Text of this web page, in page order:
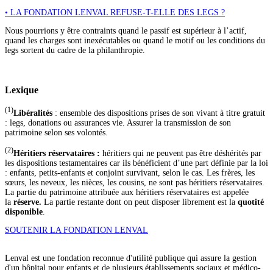
• LA FONDATION LENVAL REFUSE-T-ELLE DES LEGS ?
Nous pourrions y être contraints quand le passif est supérieur à l’actif,
quand les charges sont inexécutables ou quand le motif ou les conditions du
legs sortent du cadre de la philanthropie.
Lexique
(1)Libéralités : ensemble des dispositions prises de son vivant à titre gratuit
: legs, donations ou assurances vie. Assurer la transmission de son
patrimoine selon ses volontés.
(2)Héritiers réservataires : héritiers qui ne peuvent pas être déshérités par
les dispositions testamentaires car ils bénéficient d’une part définie par la loi
: enfants, petits-enfants et conjoint survivant, selon le cas. Les frères, les
sœurs, les neveux, les nièces, les cousins, ne sont pas héritiers réservataires.
La partie du patrimoine attribuée aux héritiers réservataires est appelée
la réserve. La partie restante dont on peut disposer librement est la quotité
disponible
SOUTENIR LA FONDATION LENVAL
Lenval est une fondation reconnue d'utilité publique qui assure la gestion
d'un hôpital pour enfants et de plusieurs établissements sociaux et médico-